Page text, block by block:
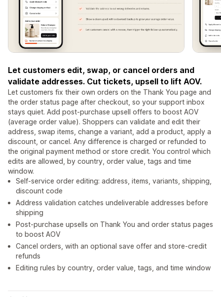
Let customers edit, swap, or cancel orders and
validate addresses. Cut tickets, upsell to lift AOV.
Let customers fix their own orders on the Thank You page and
the order status page after checkout, so your support inbox
stays quiet. Add post-purchase upsell offers to boost AOV
(average order value). Shoppers can validate and edit their
address, swap items, change a variant, add a product, apply a
discount, or cancel. Any difference is charged or refunded to
the original payment method or store credit. You control which
edits are allowed, by country, order value, tags and time
window.
Self-service order editing: address, items, variants, shipping,
discount code
Address validation catches undeliverable addresses before
shipping
Post-purchase upsells on Thank You and order status pages
to boost AOV
Cancel orders, with an optional save offer and store-credit
refunds
Editing rules by country, order value, tags, and time window